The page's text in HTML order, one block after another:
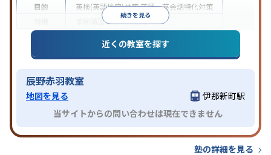
続きを見る
目的
英検(英語検定)対策英語・英会話特化対策
季節講習のみの受講可
近くの教室を探す
辰野赤羽教室
地図を見る
伊那新町駅
当サイトからの問い合わせは現在できません
塾の詳細を見る